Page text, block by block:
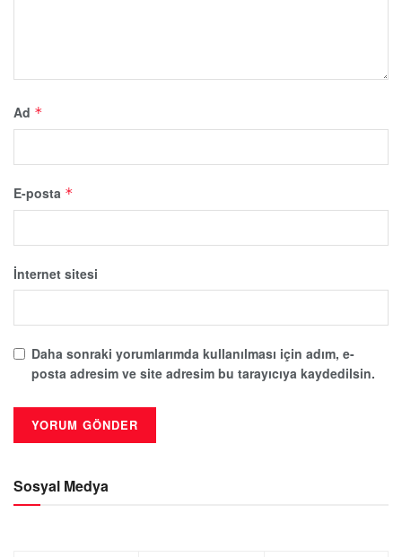
Ad *
E-posta *
İnternet sitesi
Daha sonraki yorumlarımda kullanılması için adım, e-
posta adresim ve site adresim bu tarayıcıya kaydedilsin.
Sosyal Medya